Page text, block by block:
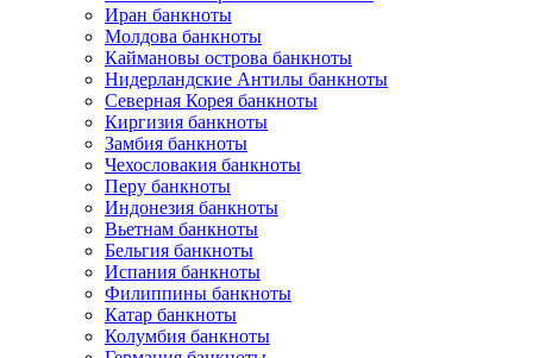
Иран банкноты
Молдова банкноты
Каймановы острова банкноты
Нидерландские Антилы банкноты
Северная Корея банкноты
Киргизия банкноты
Замбия банкноты
Чехословакия банкноты
Перу банкноты
Индонезия банкноты
Вьетнам банкноты
Бельгия банкноты
Испания банкноты
Филиппины банкноты
Катар банкноты
Колумбия банкноты